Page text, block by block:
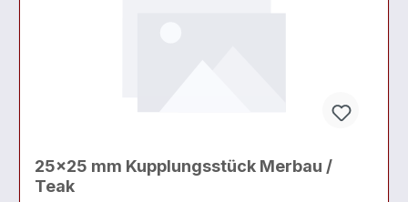
25x25 mm Kupplungsstück Merbau /
Teak